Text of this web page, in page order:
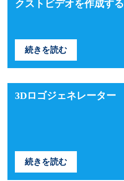
クストビデオを作成する
続きを読む
3Dロゴジェネレーター
続きを読む